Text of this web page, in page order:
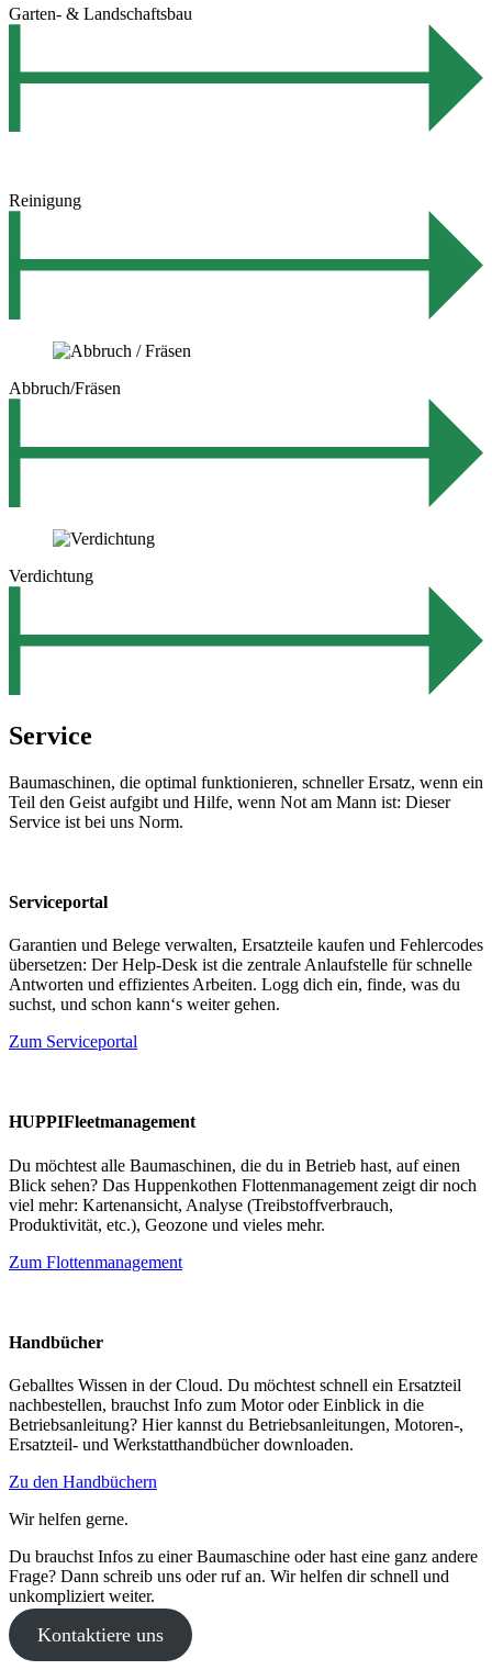
Garten- & Landschaftsbau
Reinigung
Abbruch/Fräsen
Verdichtung
Service
Baumaschinen, die optimal funktionieren, schneller Ersatz, wenn ein
Teil den Geist aufgibt und Hilfe, wenn Not am Mann ist: Dieser
Service ist bei uns Norm.
Serviceportal
Garantien und Belege verwalten, Ersatzteile kaufen und Fehlercodes
übersetzen: Der Help-Desk ist die zentrale Anlaufstelle für schnelle
Antworten und effizientes Arbeiten. Logg dich ein, finde, was du
suchst, und schon kann‘s weiter gehen.
Zum Serviceportal
HUPPIFleetmanagement
Du möchtest alle Baumaschinen, die du in Betrieb hast, auf einen
Blick sehen? Das Huppenkothen Flottenmanagement zeigt dir noch
viel mehr: Kartenansicht, Analyse (Treibstoffverbrauch,
Produktivität, etc.), Geozone und vieles mehr.
Zum Flottenmanagement
Handbücher
Geballtes Wissen in der Cloud. Du möchtest schnell ein Ersatzteil
nachbestellen, brauchst Info zum Motor oder Einblick in die
Betriebsanleitung? Hier kannst du Betriebsanleitungen, Motoren-,
Ersatzteil- und Werkstatthandbücher downloaden.
Zu den Handbüchern
Wir helfen gerne.
Du brauchst Infos zu einer Baumaschine oder hast eine ganz andere
Frage? Dann schreib uns oder ruf an. Wir helfen dir schnell und
unkompliziert weiter.
Kontaktiere uns